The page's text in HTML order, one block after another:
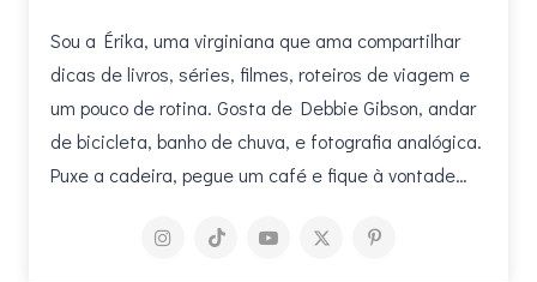
Sou a Érika, uma virginiana que ama compartilhar
dicas de livros, séries, filmes, roteiros de viagem e
um pouco de rotina. Gosta de Debbie Gibson, andar
de bicicleta, banho de chuva, e fotografia analógica.
Puxe a cadeira, pegue um café e fique à vontade…